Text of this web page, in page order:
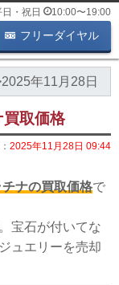
日・祝日 10:00〜19:00
フリーダイヤル
2025年11月28日
取価格
2025年11月28日 09:44
ナの買取価格で
宝石が付いてな
ュエリーを売却